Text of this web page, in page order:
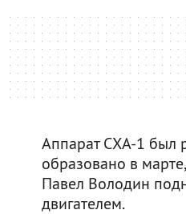
Аппарат СХА-1 был
образовано в
Павел Володин
двигателем.